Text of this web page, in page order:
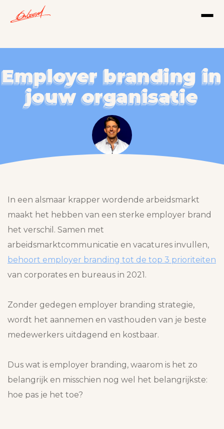
Employer branding in
jouw organisatie
Employer branding in
jouw organisatie
Employer branding in
jouw organisatie
Employer branding in
jouw organisatie
In een alsmaar krapper wordende arbeidsmarkt
maakt het hebben van een sterke employer brand
het verschil. Samen met
arbeidsmarktcommunicatie en vacatures invullen,
behoort employer branding tot de top 3 prioriteiten
van corporates en bureaus in 2021.
Zonder gedegen employer branding strategie,
wordt het aannemen en vasthouden van je beste
medewerkers uitdagend en kostbaar.
Dus wat is employer branding, waarom is het zo
belangrijk en misschien nog wel het belangrijkste:
hoe pas je het toe?